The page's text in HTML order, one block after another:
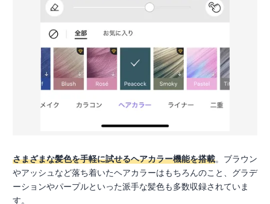
さまざまな髪色を手軽に試せるヘアカラー機能を搭載。ブラウン
やアッシュなど落ち着いたヘアカラーはもちろんのこと、グラデ
ーションやパープルといった派手な髪色も多数収録されていま
す。